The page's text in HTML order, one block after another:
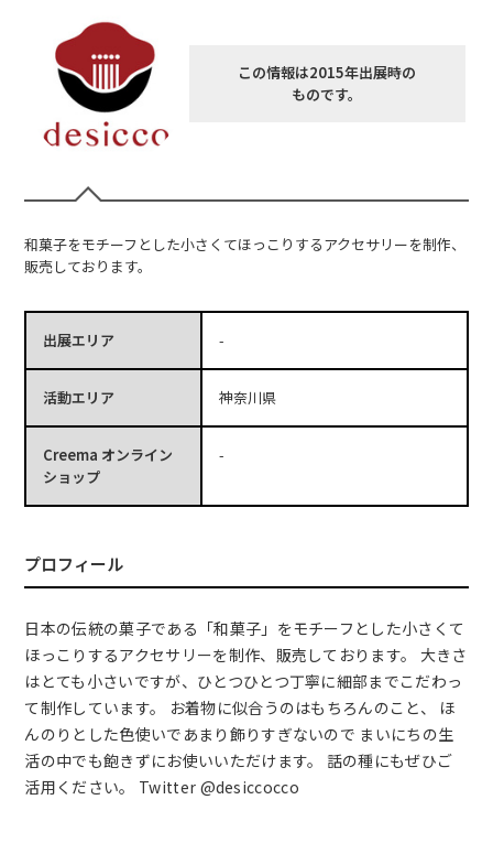
この情報は2015年出展時の
ものです。
和菓子をモチーフとした小さくてほっこりするアクセサリーを制作、
販売しております。
出展エリア -
活動エリア 神奈川県
Creema オンライン
ショップ
-
プロフィール
日本の伝統の菓子である「和菓子」をモチーフとした小さくて
ほっこりするアクセサリーを制作、販売しております。 大きさ
はとても小さいですが、ひとつひとつ丁寧に細部までこだわっ
て制作しています。 お着物に似合うのはもちろんのこと、 ほ
んのりとした色使いであまり飾りすぎないので まいにちの生
活の中でも飽きずにお使いいただけます。 話の種にもぜひご
活用ください。 Twitter @desiccocco